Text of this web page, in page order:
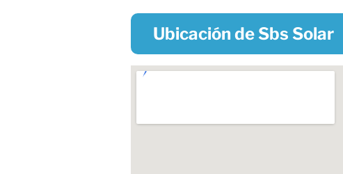
Ubicación de Sbs Solar